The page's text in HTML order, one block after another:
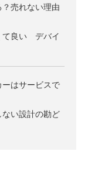
売れない理由
て良い デバイ
はサービスで
い設計の勘ど